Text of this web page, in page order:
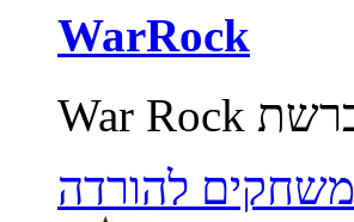
WarRock
משחקים להורדה